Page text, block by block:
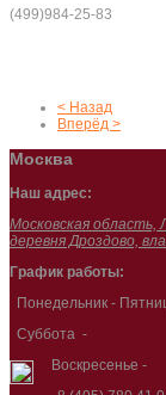
(499)984-25-83
< Назад
Вперёд >
Москва
Наш адрес:
Московская область,
деревня Дроздово,
График работы:
Понедельник -
Суббота - с 9